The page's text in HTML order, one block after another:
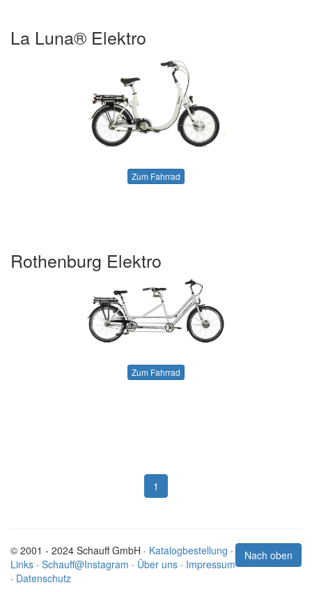
La Luna® Elektro
Zum Fahrrad
Rothenburg Elektro
Zum Fahrrad
1
Nach oben
© 2001 - 2024 Schauff GmbH · Katalogbestellung ·
Links · Schauff@Instagram · Über uns · Impressum
· Datenschutz